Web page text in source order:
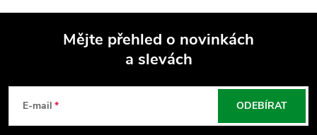
Mějte přehled o novinkách
a slevách
E-mail ODEBÍRAT